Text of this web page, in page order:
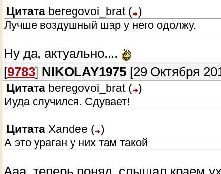
Цитата beregovoi_brat( )
Лучше воздушный шар у него одолжу.
Ну да, актуально....
[9783] NIKOLAY1975 [29 Октября
Цитата beregovoi_brat( )
Иуда случился. Сдувает!
Цитата Xandee ( )
А это ураган у них там такой
Ааа, теперь понял, слышал краем